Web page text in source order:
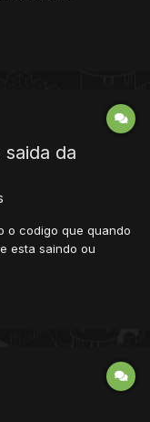
type="StepIn"
>
da
o codigo que quando
esta saindo ou
celadon do mapa,